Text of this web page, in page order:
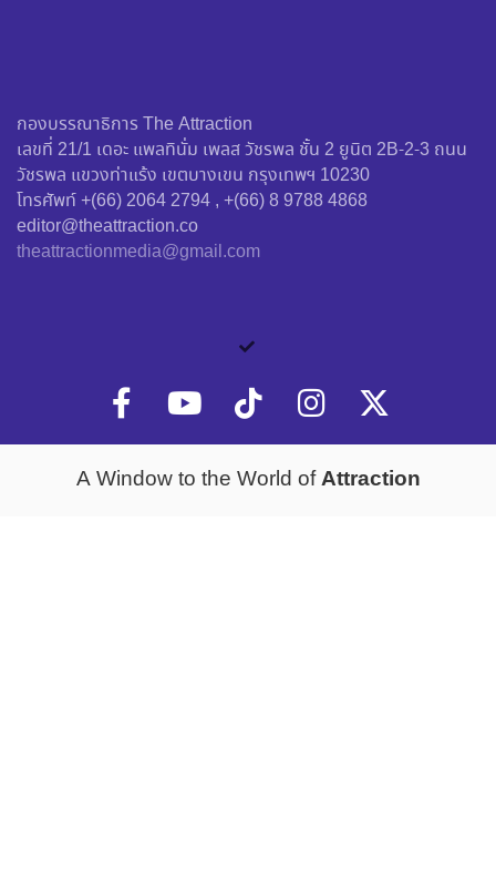
กองบรรณาธิการ The Attraction
เลขที่ 21/1 เดอะ แพลทินั่ม เพลส วัชรพล ชั้น 2 ยูนิต 2B-2-3 ถนน
วัชรพล แขวงท่าแร้ง เขตบางเขน กรุงเทพฯ 10230
โทรศัพท์ +(66) 2064 2794 , +(66) 8 9788 4868
editor@theattraction.co
theattractionmedia@gmail.com
A Window to the World ofAttraction